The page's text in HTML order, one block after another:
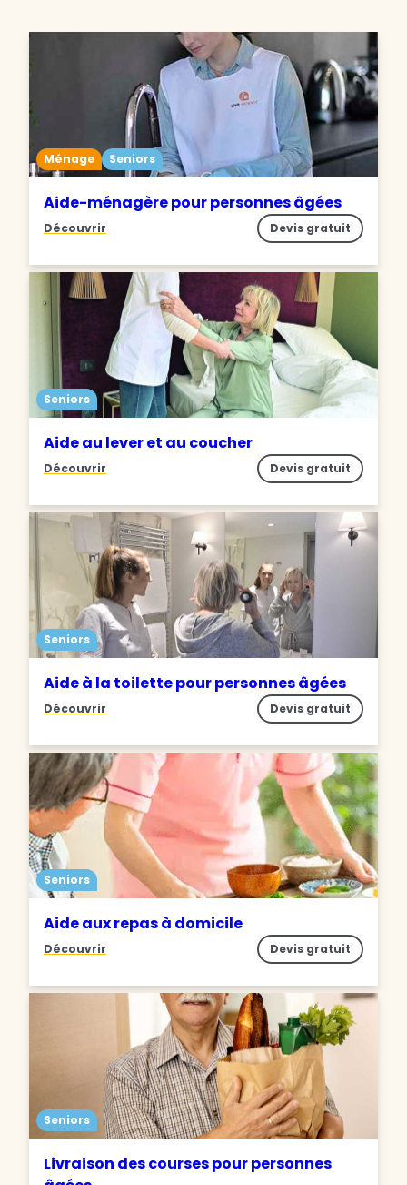
Ménage Seniors
Aide-ménagère pour personnes âgées
Découvrir Devis gratuit
Seniors
Aide au lever et au coucher
Découvrir Devis gratuit
Seniors
Aide à la toilette pour personnes âgées
Découvrir Devis gratuit
Seniors
Aide aux repas à domicile
Découvrir Devis gratuit
Seniors
Livraison des courses pour personnes